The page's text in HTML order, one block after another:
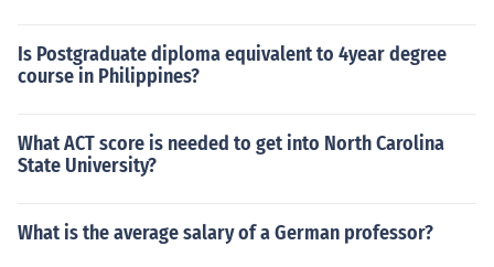
Is Postgraduate diploma equivalent to 4year degree
course in Philippines?
What ACT score is needed to get into North Carolina
State University?
What is the average salary of a German professor?